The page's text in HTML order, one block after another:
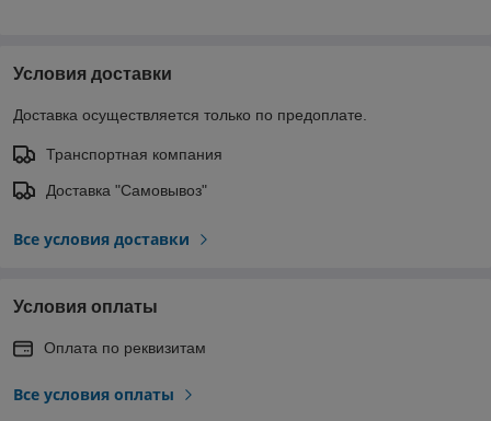
Условия доставки
Доставка осуществляется только по предоплате.
Транспортная компания
Доставка "Самовывоз"
Все условия доставки
Условия оплаты
Оплата по реквизитам
Все условия оплаты